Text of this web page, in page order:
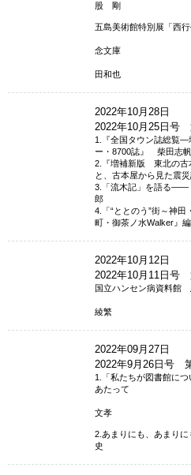
股 剛
五島美術館特別展「西
公益財団法
念文庫
学
田和也
2022年10月28日
2022年10月25日号
1.『全国タウン誌総覧―
ー・8700誌』 柴田志帆
2.『増補新版 東北の古
と、古本屋から見た震
3.「流木記」を語る――
郎
4.「“ととのう”街～神
町・御茶ノ水Walker』
2022年10月12日
2022年10月11日号
国立ハンセン病資料館
南
綾繁
2022年09月27日
2022年9月26日号
1.「私たちが図書館に
あたって
文孝
2.あまりにも、あ
史